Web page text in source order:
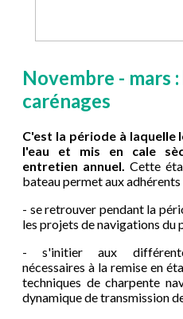
Novembre - mars
carénages
C'est la période à
l'eau et mis en cale
entretien annuel. Cette
bateau permet aux adhérents
- se retrouver pendant la
les projets de navigations du
- s'initier aux
nécessaires à la remise en
techniques de charpente
dynamique de transmission